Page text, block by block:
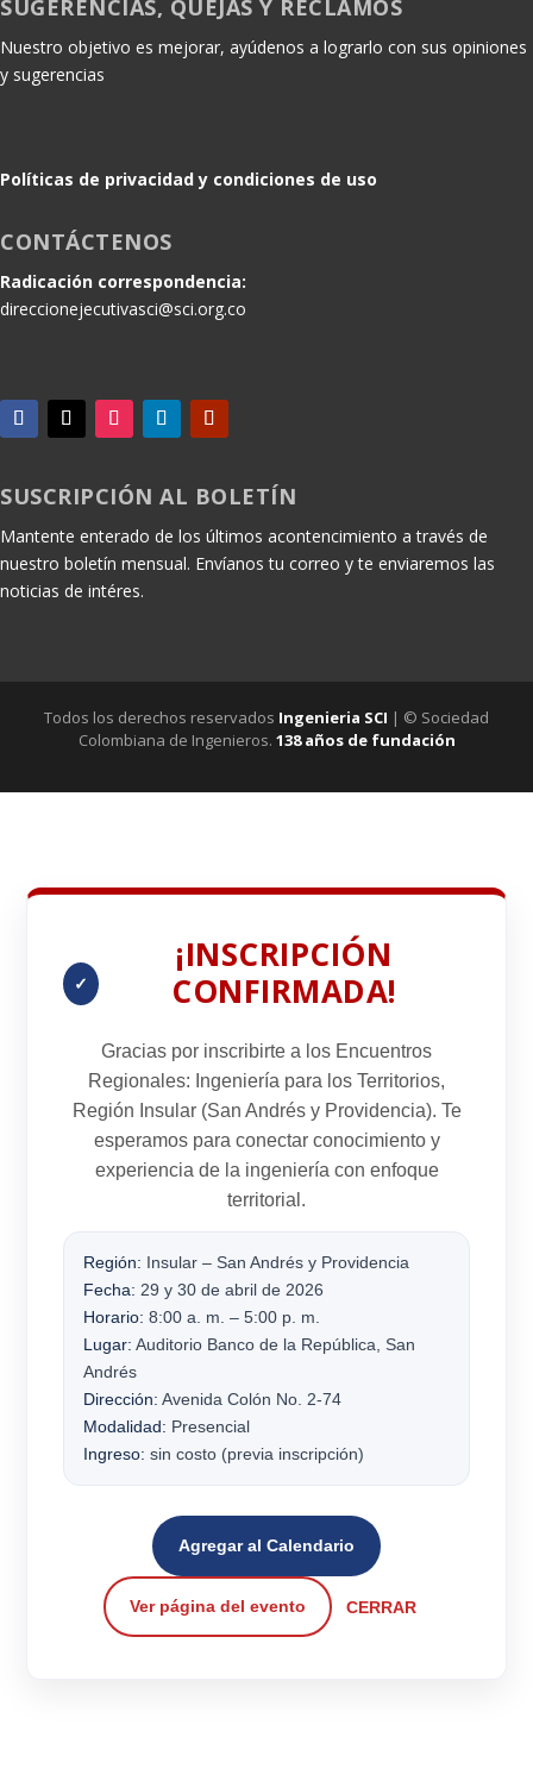
SUGERENCIAS, QUEJAS Y RECLAMOS
Nuestro objetivo es mejorar, ayúdenos a lograrlo con sus opiniones
y sugerencias
Políticas de privacidad y condiciones de uso
CONTÁCTENOS
Radicación correspondencia:
direccionejecutivasci@sci.org.co
SUSCRIPCIÓN AL BOLETÍN
Mantente enterado de los últimos acontencimiento a través de
nuestro boletín mensual. Envíanos tu correo y te enviaremos las
noticias de intéres.
Todos los derechos reservados Ingenieria SCI | © Sociedad
Colombiana de Ingenieros. 138 años de fundación
✓
¡INSCRIPCIÓN
CONFIRMADA!
Gracias por inscribirte a los Encuentros
Regionales: Ingeniería para los Territorios,
Región Insular(San Andrés y Providencia). Te
esperamos para conectar conocimiento y
experiencia de la ingeniería con enfoque
territorial.
Región: Insular – San Andrés y Providencia
Fecha: 29 y 30 de abril de 2026
Horario: 8:00 a. m. – 5:00 p. m.
Lugar: Auditorio Banco de la República, San
Andrés
Dirección: Avenida Colón No. 2-74
Modalidad: Presencial
Ingreso: sin costo (previa inscripción)
Agregar al Calendario
Ver página del evento CERRAR